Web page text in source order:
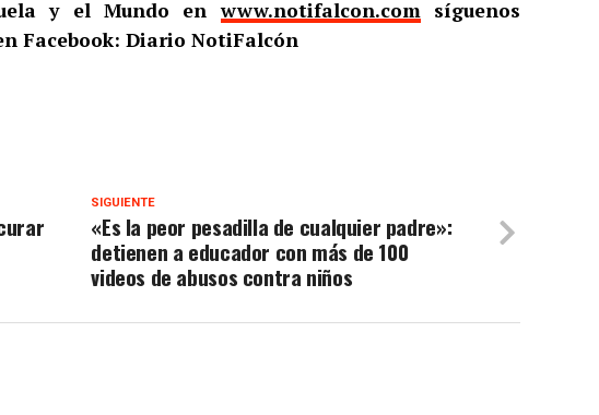
y el Mundo enwww.notifalcon.comsíguenos
Facebook: Diario NotiFalcón
SIGUIENTE
«Es la peor pesadilla de cualquier padre»:
detienen a educador con más de 100
videos de abusos contra niños